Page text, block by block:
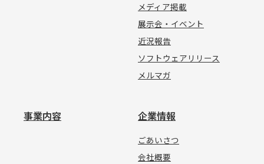
メディア掲載
展示会・イベント
近況報告
ソフトウェアリリース
メルマガ
事業内容 企業情報
ごあいさつ
会社概要